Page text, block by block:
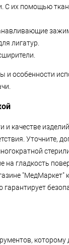
С их помощью
лигатур.
особенности
и качестве
Уточните,
на гладкость
которому